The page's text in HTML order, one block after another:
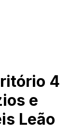
4
e
Leão